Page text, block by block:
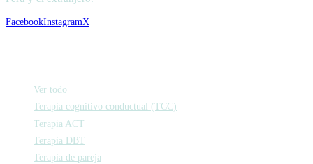
FacebookInstagramX
Ver todo
Terapia cognitivo conductual (TCC)
Terapia ACT
Terapia DBT
Terapia de pareja